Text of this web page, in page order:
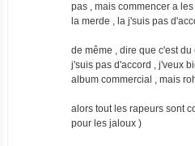
pas , mais commencer a
la merde , la j'suis pas
de même , dire que c'est
j'suis pas d'accord , j'veux
album commercial , mais
alors tout les rapeurs sont
pour les jaloux )